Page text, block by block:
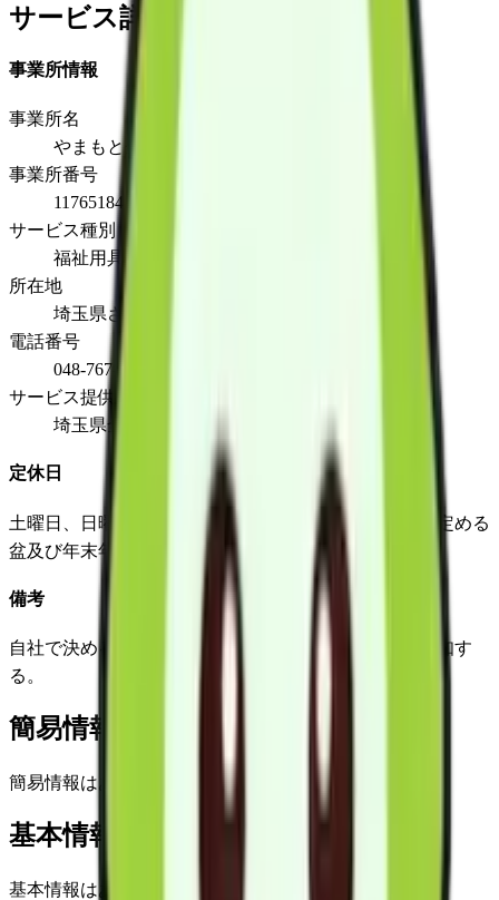
サービス詳細
事業所情報
事業所名
やまもと企画株式会社 関東営業部
事業所番号
1176518411
サービス種別
福祉用具販売
所在地
埼玉県さいたま市桜区町谷3丁目9番12号2F
電話番号
048-767-7204
サービス提供地域
埼玉県全域、
定休日
土曜日、日曜日、国民の祝祭日、その年ごとに自社の定める
盆及び年末年始休業
備考
自社で決める休業日は利用者及び代理人に文章にて通知す
る。
簡易情報
簡易情報はありません
基本情報(詳細)
基本情報はありません